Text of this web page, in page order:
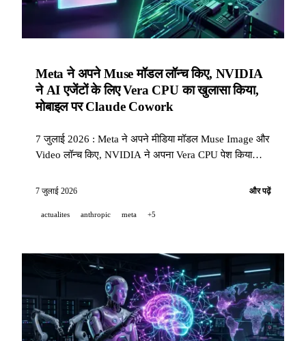
Meta ने अपने Muse मॉडल लॉन्च किए, NVIDIA
ने AI एजेंटों के लिए Vera CPU का खुलासा किया,
मोबाइल पर Claude Cowork
7 जुलाई 2026 : Meta ने अपने मीडिया मॉडल Muse Image और
Video लॉन्च किए, NVIDIA ने अपना Vera CPU पेश किया
बढ़त मिल सकती है, GitHub ने अपना Copilot ऐप सभी प्लानों के
आ गया है।
7 जुलाई 2026 और पढ़ें
actualites anthropic meta +5